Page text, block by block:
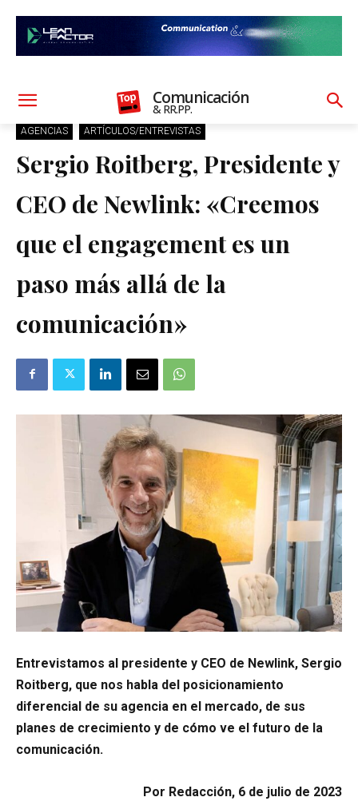
Comunicación
& RR.PP.
AGENCIAS ARTÍCULOS/ENTREVISTAS
Sergio Roitberg, Presidente y
CEO de Newlink: «Creemos
que el engagement es un
paso más allá de la
comunicación»
Entrevistamos al presidente y CEO de Newlink, Sergio
Roitberg, que nos habla del posicionamiento
diferencial de su agencia en el mercado, de sus
planes de crecimiento y de cómo ve el futuro de la
comunicación.
Por Redacción, 6 de julio de 2023